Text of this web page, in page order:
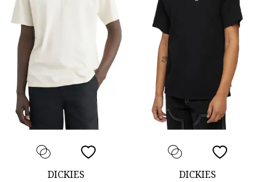
DICKIES DICKIES